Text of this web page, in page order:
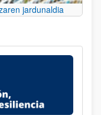
jardunaldia